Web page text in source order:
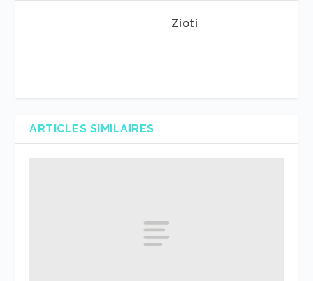
Zioti
ARTICLES SIMILAIRES